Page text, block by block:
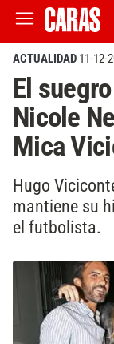
ACTUALIDAD 11-12-
El
Nicole
Mica
Hugo
mantiene su
el futbolista.